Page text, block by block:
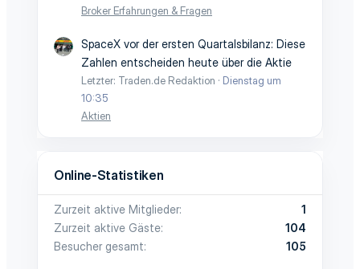
Broker Erfahrungen & Fragen
SpaceX vor der ersten Quartalsbilanz: Diese
Zahlen entscheiden heute über die Aktie
Letzter: Traden.de Redaktion
Dienstag um
10:35
Aktien
Online-Statistiken
Zurzeit aktive Mitglieder
1
Zurzeit aktive Gäste
104
Besucher gesamt
105